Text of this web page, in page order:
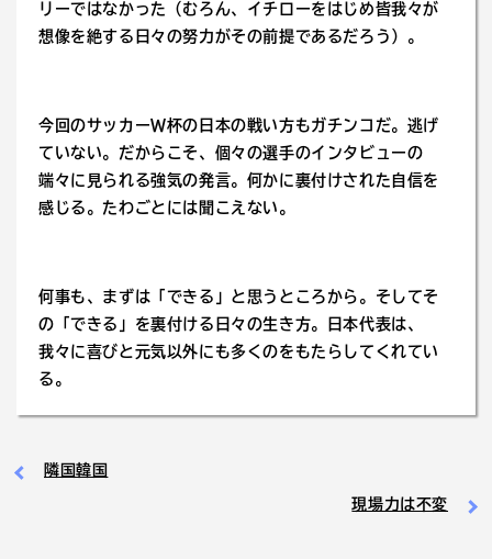
リーではなかった（むろん、イチローをはじめ皆我々が
想像を絶する日々の努力がその前提であるだろう）。
今回のサッカーＷ杯の日本の戦い方もガチンコだ。逃げ
ていない。だからこそ、個々の選手のインタビューの
端々に見られる強気の発言。何かに裏付けされた自信を
感じる。たわごとには聞こえない。
何事も、まずは「できる」と思うところから。そしてそ
の「できる」を裏付ける日々の生き方。日本代表は、
我々に喜びと元気以外にも多くのをもたらしてくれてい
る。
隣国韓国
現場力は不変